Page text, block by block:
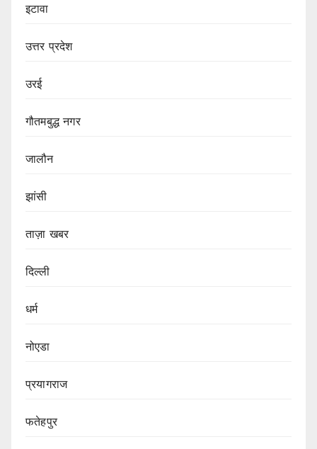
इटावा
उत्तर प्रदेश
उरई
गौतमबुद्ध नगर
जालौन
झांसी
ताज़ा खबर
दिल्ली
धर्म
नोएडा
प्रयागराज
फतेहपुर